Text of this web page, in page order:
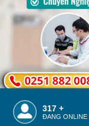
313 +
ĐANG ONLINE